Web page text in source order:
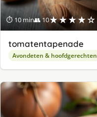
⏱ 10 min👥 10★★★★☆
tomatentapenade
Avondeten & hoofdgerechten